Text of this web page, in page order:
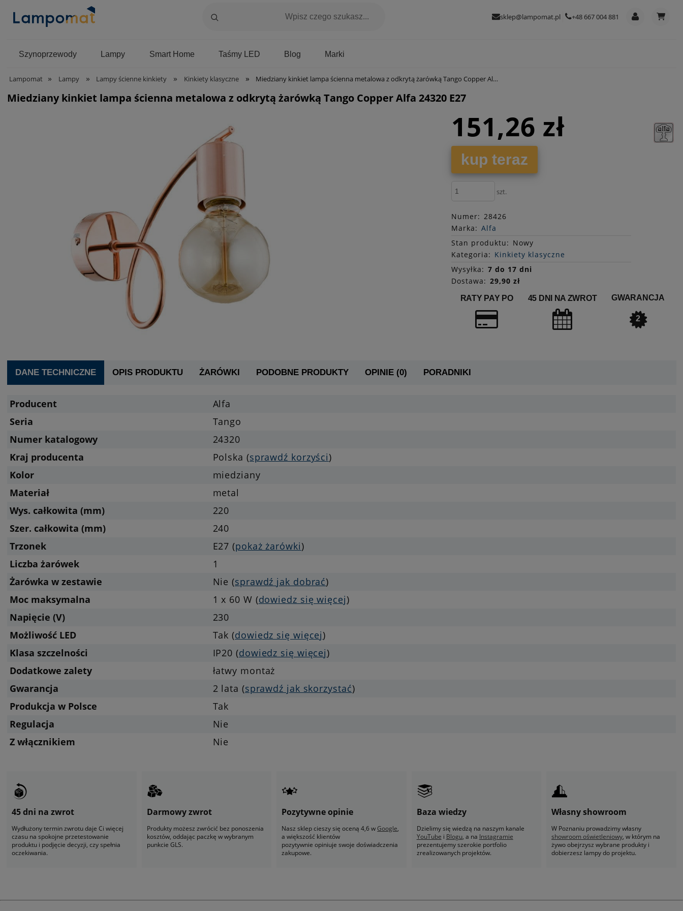
sklep@lampomat.pl +48 667 004 881
Szynoprzewody Lampy Smart Home Blog
Taśmy LED Marki
Lampomat » Lampy » Lampy ścienne kinkiety » Kinkiety klasyczne » Miedziany kinkiet lampa ścienna metalowa z odkrytą żarówką Tango Copper Alfa 24320 E27
Miedziany kinkiet lampa ścienna metalowa z odkrytą żarówką Tango Copper Alfa 24320 E27
151,26 zł
kup teraz
szt.
Numer: 28426
Marka: Alfa
Stan produktu: Nowy
Kategoria: Kinkiety klasyczne
Wysyłka: 7 do 17 dni
Dostawa: 29,90 zł
RATY PAY PO 45 DNI NA ZWROT GWARANCJA
2
DANE TECHNICZNE OPIS PRODUKTU ŻARÓWKI PODOBNE PRODUKTY OPINIE (0) PORADNIKI
Producent
Alfa
Seria
Tango
Numer katalogowy
24320
Kraj producenta
Polska (sprawdź korzyści)
Kolor
miedziany
Materiał
metal
Wys. całkowita (mm)
220
Szer. całkowita (mm)
240
Trzonek
E27 (pokaż żarówki)
Liczba żarówek
1
Żarówka w zestawie
Nie (sprawdź jak dobrać)
Moc maksymalna
1 x 60 W (dowiedz się więcej)
Napięcie (V)
230
Możliwość LED
Tak (dowiedz się więcej)
Klasa szczelności
IP20 (dowiedz się więcej)
Dodatkowe zalety
łatwy montaż
Gwarancja
2 lata (sprawdź jak skorzystać)
Produkcja w Polsce
Tak
Regulacja
Nie
Z włącznikiem
Nie
45 dni na zwrot
Wydłużony termin zwrotu daje Ci więcej
czasu na spokojne przetestowanie
produktu i podjęcie decyzji, czy spełnia
oczekiwania.
Darmowy zwrot
Produkty możesz zwrócić bez ponoszenia
kosztów, oddając paczkę w wybranym
punkcie GLS.
Pozytywne opinie
Nasz sklep cieszy się oceną 4,6 wGoogle,
a większość klientów
pozytywnie opiniuje swoje doświadczenia
zakupowe.
Baza wiedzy
Dzielimy się wiedzą na naszym kanale
YouTube i Blogu, a na Instagramie
prezentujemy szerokie portfolio
zrealizowanych projektów.
Własny showroom
W Poznaniu prowadzimy własny
showroom oświetleniowy, w którym na
żywo obejrzysz wybrane produkty i
dobierzesz lampy do projektu.